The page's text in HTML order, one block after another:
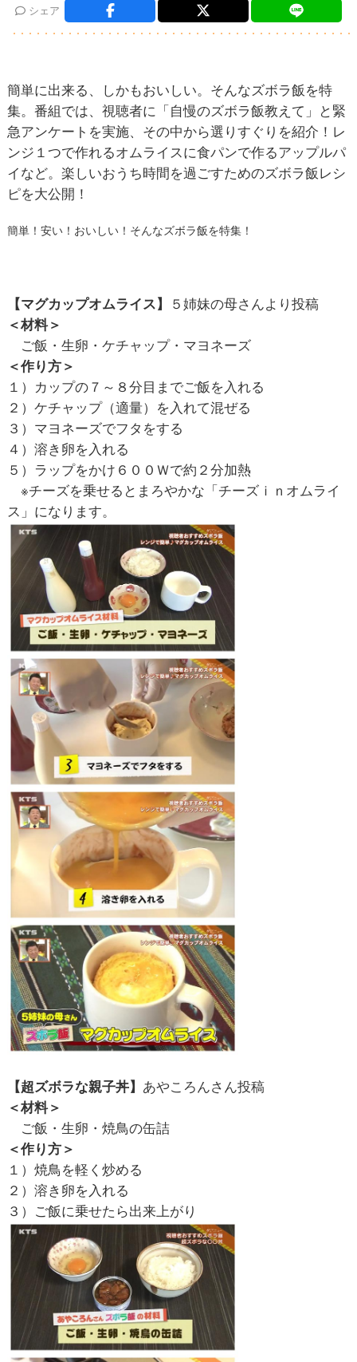
シェア
簡単に出来る、しかもおいしい。そんなズボラ飯を特
集。番組では、視聴者に「自慢のズボラ飯教えて」と緊
急アンケートを実施、その中から選りすぐりを紹介！レ
ンジ１つで作れるオムライスに食パンで作るアップルパ
イなど。楽しいおうち時間を過ごすためのズボラ飯レシ
ピを大公開！
簡単！安い！おいしい！そんなズボラ飯を特集！
【マグカップオムライス】 ５姉妹の母さんより投稿
＜材料＞
ご飯・生卵・ケチャップ・マヨネーズ
＜作り方＞
１）カップの７～８分目までご飯を入れる
２）ケチャップ（適量）を入れて混ぜる
３）マヨネーズでフタをする
４）溶き卵を入れる
５）ラップをかけ６００Ｗで約２分加熱
※チーズを乗せるとまろやかな「チーズｉｎオムライ
ス」になります。
【超ズボラな親子丼】 あやころんさん投稿
＜材料＞
ご飯・生卵・焼鳥の缶詰
＜作り方＞
１）焼鳥を軽く炒める
２）溶き卵を入れる
３）ご飯に乗せたら出来上がり